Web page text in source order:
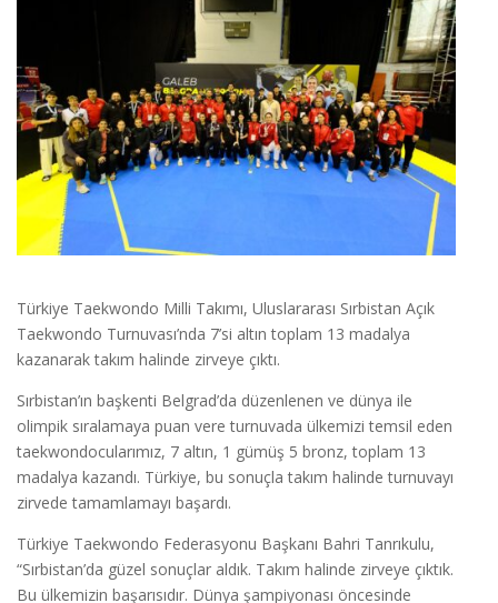
Türkiye Taekwondo Milli Takımı, Uluslararası Sırbistan Açık
Taekwondo Turnuvası’nda 7’si altın toplam 13 madalya
kazanarak takım halinde zirveye çıktı.
Sırbistan’ın başkenti Belgrad’da düzenlenen ve dünya ile
olimpik sıralamaya puan vere turnuvada ülkemizi temsil eden
taekwondocularımız, 7 altın, 1 gümüş 5 bronz, toplam 13
madalya kazandı. Türkiye, bu sonuçla takım halinde turnuvayı
zirvede tamamlamayı başardı.
Türkiye Taekwondo Federasyonu Başkanı Bahri Tanrıkulu,
“Sırbistan’da güzel sonuçlar aldık. Takım halinde zirveye çıktık.
Bu ülkemizin başarısıdır. Dünya şampiyonası öncesinde